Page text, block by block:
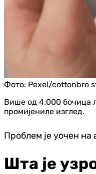
Фото: Pexel/cottonbro
Више од 4.000 бочица
промијениле изглед.
Проблем је уочен на
Шта је